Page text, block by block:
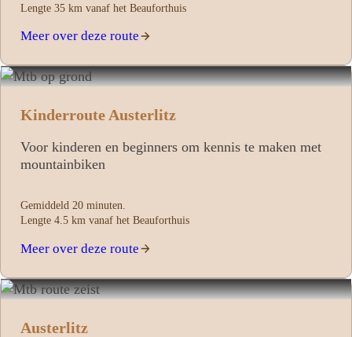
Lengte 35 km vanaf het Beauforthuis
Meer over deze route
Kinderroute Austerlitz
Voor kinderen en beginners om kennis te maken met
mountainbiken
Gemiddeld 20 minuten.
Lengte 4.5 km vanaf het Beauforthuis
Meer over deze route
Austerlitz